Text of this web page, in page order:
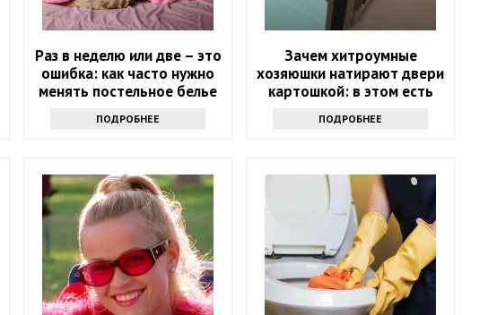
Раз в неделю или две – это
ошибка: как часто нужно
менять постельное белье
ПОДРОБНЕЕ
Зачем хитроумные
хозяюшки натирают двери
картошкой: в этом есть
ПОДРОБНЕЕ